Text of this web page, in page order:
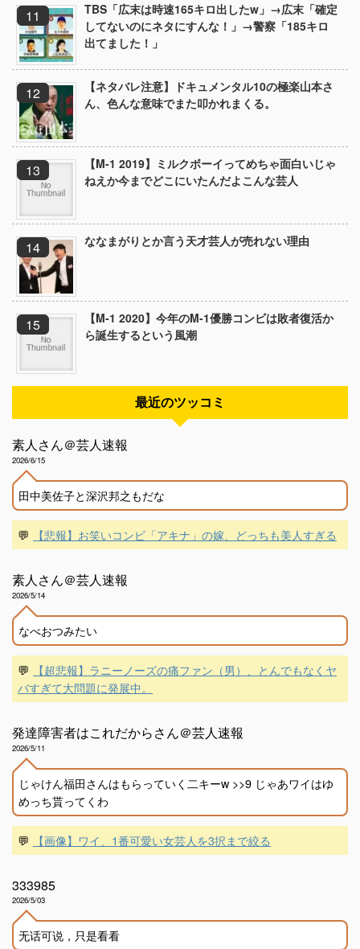
TBS「広末は時速165キロ出したw」→広末「確定
してないのにネタにすんな！」→警察「185キロ
出てました！」
【ネタバレ注意】ドキュメンタル10の極楽山本さ
ん、色んな意味でまた叩かれまくる。
【M-1 2019】ミルクボーイってめちゃ面白いじゃ
ねえか今までどこにいたんだよこんな芸人
ななまがりとか言う天才芸人が売れない理由
【M-1 2020】今年のM-1優勝コンビは敗者復活か
ら誕生するという風潮
最近のツッコミ
素人さん＠芸人速報
2026/6/15
田中美佐子と深沢邦之もだな
💬 【悲報】お笑いコンビ「アキナ」の嫁、どっちも美人すぎる
素人さん＠芸人速報
2026/5/14
なべおつみたい
💬
【超悲報】ラニーノーズの痛ファン（男）、とんでもなくヤ
バすぎて大問題に発展中。
発達障害者はこれだからさん＠芸人速報
2026/5/11
じゃけん福田さんはもらっていく二キーw >>9 じゃあワイはゆ
めっち貰ってくわ
💬 【画像】ワイ、1番可愛い女芸人を3択まで絞る
333985
2026/5/03
无话可说，只是看看